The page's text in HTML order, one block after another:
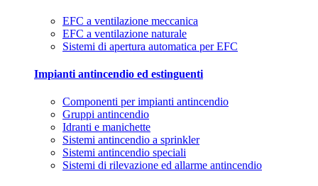
EFC a ventilazione meccanica
EFC a ventilazione naturale
Sistemi di apertura automatica per EFC
Impianti antincendio ed estinguenti
Componenti per impianti antincendio
Gruppi antincendio
Idranti e manichette
Sistemi antincendio a sprinkler
Sistemi antincendio speciali
Sistemi di rilevazione ed allarme antincendio